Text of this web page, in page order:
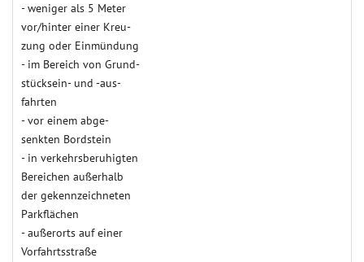
- weniger als 5 Meter
vor/hinter einer Kreu­
zung oder Einmün­dung
- im Bereich von Grund­­­
stücksein- und -aus­­
fahrten
- vor einem abge­
senkten Bord­stein
- in verkehrs­beruh­igten
Berei­chen außer­halb
der gekenn­zeich­neten
Park­flächen
- außer­orts auf einer
Vor­fahrts­straße